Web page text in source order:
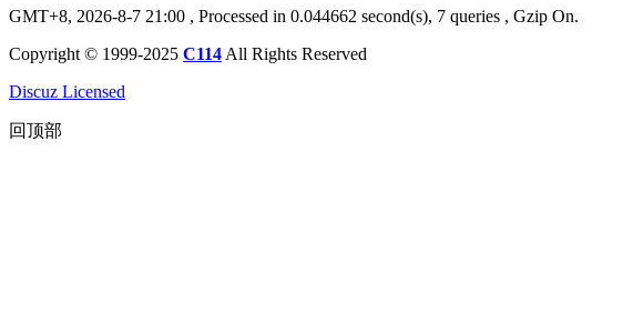
GMT+8, 2026-8-7 21:00 , Processed in 0.044662 second(s), 7 queries , Gzip On.
Copyright © 1999-2025 C114 All Rights Reserved
Discuz Licensed
回顶部